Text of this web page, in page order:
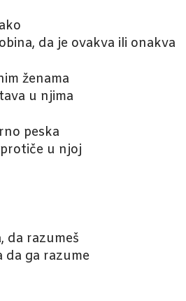
da je ovakva ili onakva
ženama
u njima
peska
u njoj
da razumeš
da ga razume